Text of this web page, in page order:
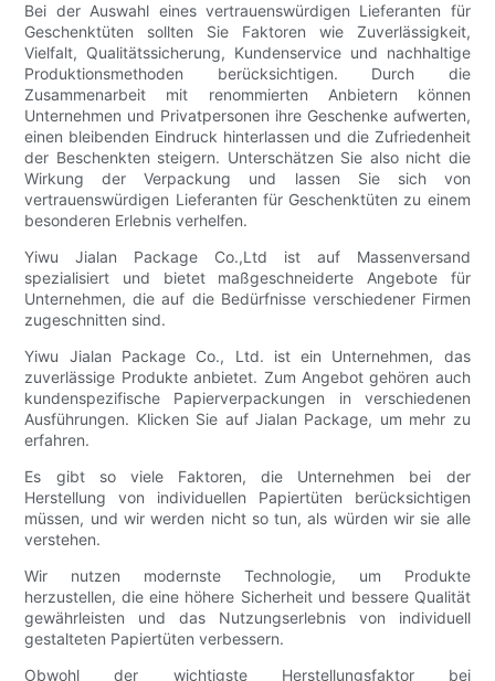
Bei der Auswahl eines vertrauenswürdigen Lieferanten für
Geschenktüten sollten Sie Faktoren wie Zuverlässigkeit,
Vielfalt, Qualitätssicherung, Kundenservice und nachhaltige
Produktionsmethoden berücksichtigen. Durch die
Zusammenarbeit mit renommierten Anbietern können
Unternehmen und Privatpersonen ihre Geschenke aufwerten,
einen bleibenden Eindruck hinterlassen und die Zufriedenheit
der Beschenkten steigern. Unterschätzen Sie also nicht die
Wirkung der Verpackung und lassen Sie sich von
vertrauenswürdigen Lieferanten für Geschenktüten zu einem
besonderen Erlebnis verhelfen.
Yiwu Jialan Package Co.,Ltd ist auf Massenversand
spezialisiert und bietet maßgeschneiderte Angebote für
Unternehmen, die auf die Bedürfnisse verschiedener Firmen
zugeschnitten sind.
Yiwu Jialan Package Co., Ltd. ist ein Unternehmen, das
zuverlässige Produkte anbietet. Zum Angebot gehören auch
kundenspezifische Papierverpackungen in verschiedenen
Ausführungen. Klicken Sie auf Jialan Package, um mehr zu
erfahren.
Es gibt so viele Faktoren, die Unternehmen bei der
Herstellung von individuellen Papiertüten berücksichtigen
müssen, und wir werden nicht so tun, als würden wir sie alle
verstehen.
Wir nutzen modernste Technologie, um Produkte
herzustellen, die eine höhere Sicherheit und bessere Qualität
gewährleisten und das Nutzungserlebnis von individuell
gestalteten Papiertüten verbessern.
Obwohl der wichtigste Herstellungsfaktor bei